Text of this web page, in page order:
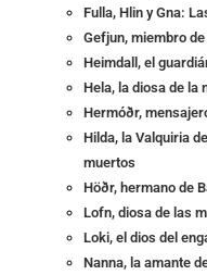
Fulla, Hlin y Gna:
Gefjun, miembro
Heimdall, el
Hela, la diosa de la
Hermóðr,
Hilda, la Valquiria
muertos
Höðr, hermano de
Lofn, diosa de las
Loki, el dios del
Nanna, la amante